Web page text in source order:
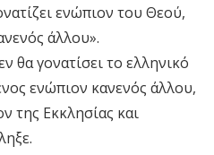
ενώπιον του Θεού,
άλλου».
θα γονατίσει το ελληνικό
ενώπιον κανενός άλλου,
της Εκκλησίας και